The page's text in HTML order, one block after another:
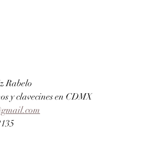
Rabelo
y clavecines en CDMX